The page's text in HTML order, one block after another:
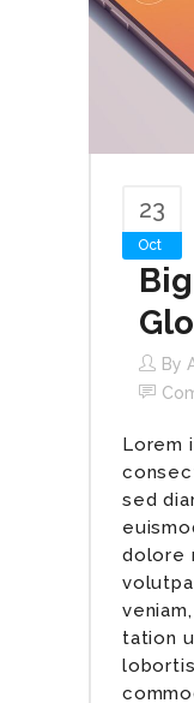
23
Oct
By
Lorem
sed
dolore
tation